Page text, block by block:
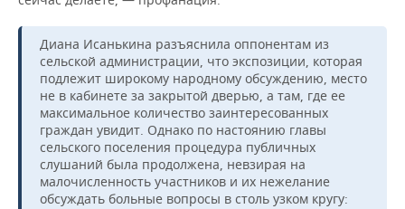
Диана Исанькина разъяснила оппонентам из
сельской администрации, что экспозиции, которая
подлежит широкому народному обсуждению, место
не в кабинете за закрытой дверью, а там, где ее
максимальное количество заинтересованных
граждан увидит. Однако по настоянию главы
сельского поселения процедура публичных
слушаний была продолжена, невзирая на
малочисленность участников и их нежелание
обсуждать больные вопросы в столь узком кругу: